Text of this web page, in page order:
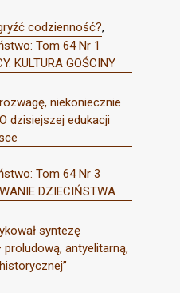
codzienność?,
Tom 64 Nr 1
KULTURA GOŚCINY
niekoniecznie
dzisiejszej edukacji
Tom 64 Nr 3
DZIECIŃSTWA
syntezę
antyelitarną,